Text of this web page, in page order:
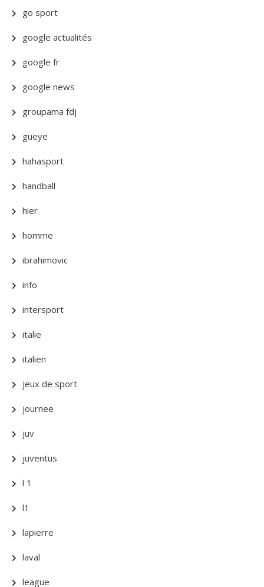
go sport
google actualités
google fr
google news
groupama fdj
gueye
hahasport
handball
hier
homme
ibrahimovic
info
intersport
italie
italien
jeux de sport
journee
juv
juventus
l 1
l1
lapierre
laval
league